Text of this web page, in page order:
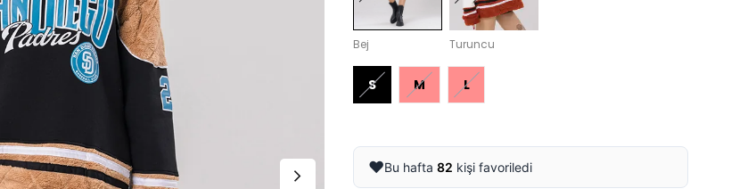
Bej Turuncu
S M L
❤️Bu hafta 82 kişi favoriledi